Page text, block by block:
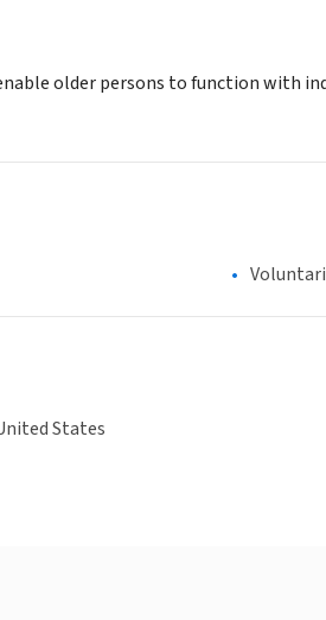
older persons to function with
States